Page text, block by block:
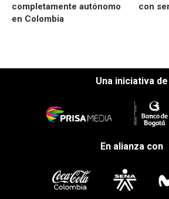
completamente autónomo
en Colombia
con
Una iniciativa de
En alianza con